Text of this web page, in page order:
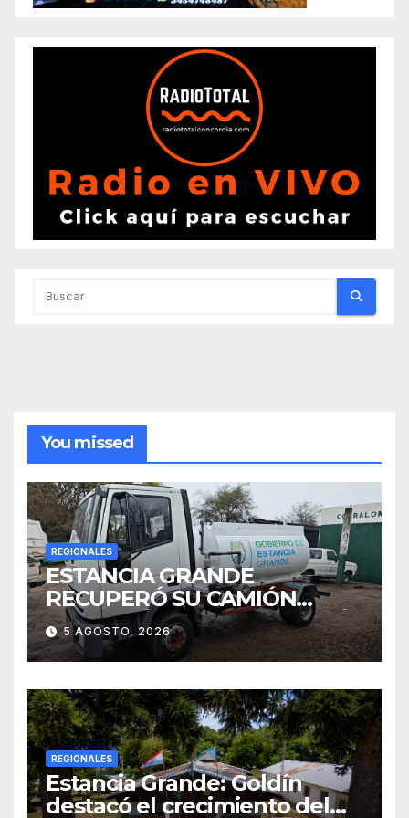
You missed
REGIONALES
ESTANCIA GRANDE
RECUPERÓ SU CAMIÓN
ATMOSFÉRICO Y MEJORARÁ
EL SERVICIO DE
SANEAMIENTO PARA LOS
VECINOS
5 AGOSTO, 2026
REGIONALES
Estancia Grande: Goldín
destacó el crecimiento del